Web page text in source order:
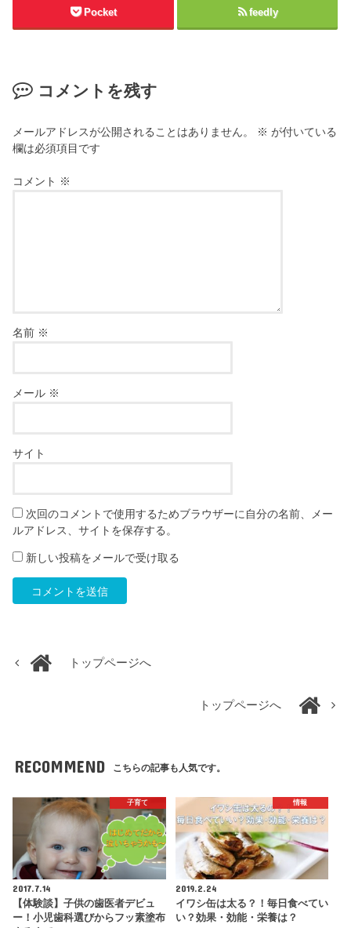
Pocket feedly
コメントを残す
メールアドレスが公開されることはありません。 ※ が付いている
欄は必須項目です
コメント ※
名前 ※
メール ※
サイト
次回のコメントで使用するためブラウザーに自分の名前、メー
ルアドレス、サイトを保存する。
新しい投稿をメールで受け取る
トップページへ
トップページへ
RECOMMEND こちらの記事も人気です。
子育て
2017.7.14
【体験談】子供の歯医者デビュ
ー！小児歯科選びからフッ素塗布
情報
2019.2.24
イワシ缶は太る？！毎日食べてい
い？効果・効能・栄養は？